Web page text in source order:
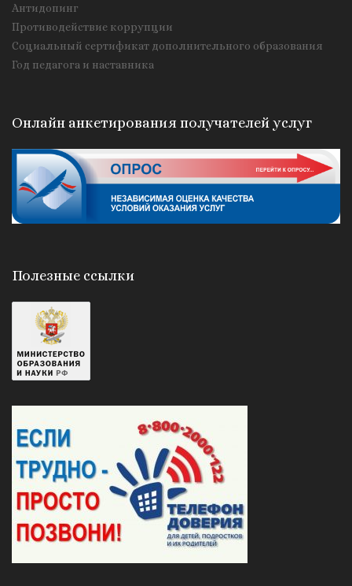
Антидопинг
Противодействие коррупции
Социальный сертификат дополнительного образования
Год педагога и наставника
Онлайн анкетирования получателей услуг
Полезные ссылки